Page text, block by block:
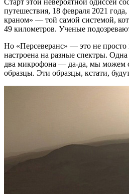
путешествия, 18 февраля 2021
краном» — той самой системой,
49 километров. Ученые
Но «Персеверанс» — это не просто
настроена на разные спектры.
два микрофона — да-да, мы можем
образцы. Эти образцы, кстати,